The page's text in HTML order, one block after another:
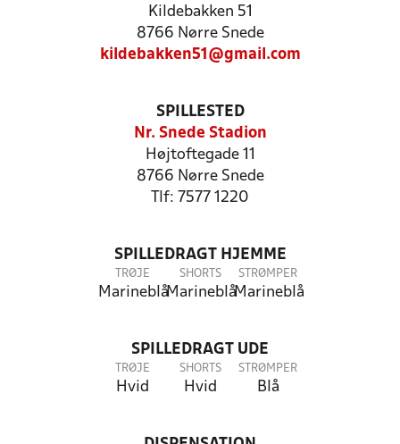
Kildebakken 51
8766 Nørre Snede
kildebakken51@gmail.com
SPILLESTED
Nr. Snede Stadion
Højtoftegade 11
8766 Nørre Snede
Tlf: 7577 1220
SPILLEDRAGT HJEMME
TRØJE
Marineblå
SHORTS
Marineblå
STRØMPER
Marineblå
SPILLEDRAGT UDE
TRØJE
Hvid
SHORTS
Hvid
STRØMPER
Blå